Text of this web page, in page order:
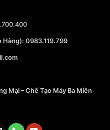
Hàng): 0983.119.799
Mại – Chế Tạo Máy Ba Miền